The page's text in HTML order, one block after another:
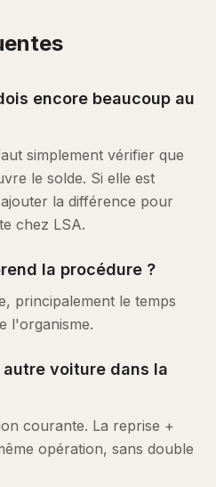
encore beaucoup au
simplement vérifier que
le solde. Si elle est
la différence pour
chez LSA.
la procédure ?
principalement le temps
l'organisme.
voiture dans la
courante. La reprise +
opération, sans double